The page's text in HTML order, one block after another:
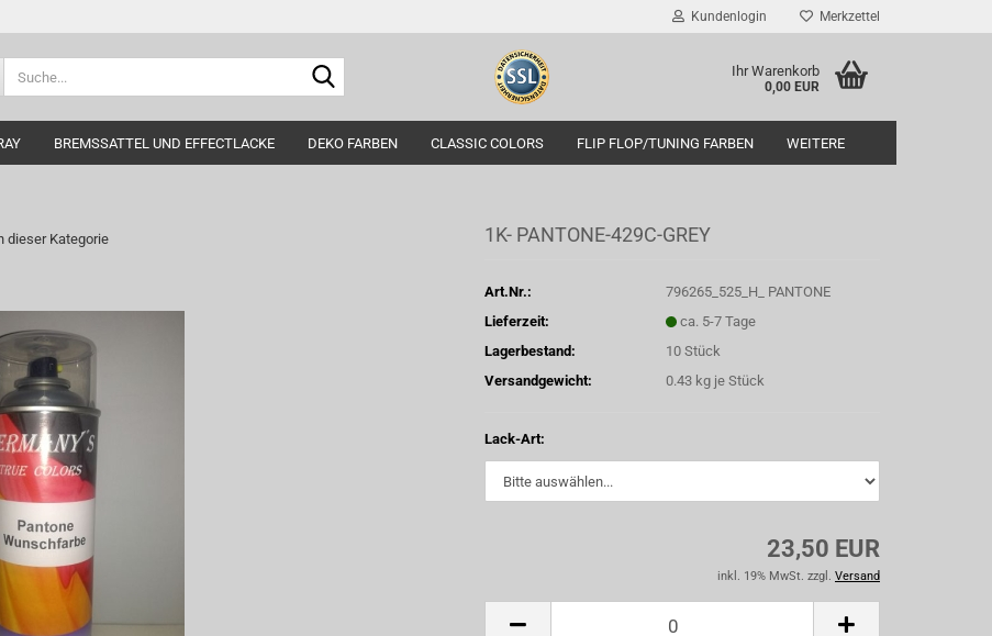
Kundenlogin Merkzettel
Ihr Warenkorb
0,00 EUR
BREMSSATTEL UND EFFECTLACKE DEKO FARBEN CLASSIC COLORS FLIP FLOP/TUNING FARBEN WEITERE
dieser Kategorie 1K- PANTONE-429C-GREY
Art.Nr.:
796265_525_H_ PANTONE
Lieferzeit:
ca. 5-7 Tage
Lagerbestand:
10 Stück
Versandgewicht:
0.43 kg je Stück
Lack-Art:
23,50 EUR
inkl. 19% MwSt. zzgl. Versand